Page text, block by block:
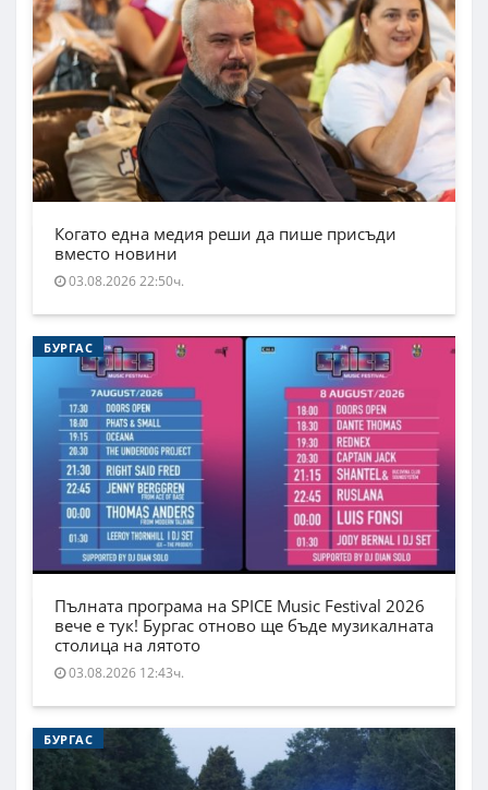
Когато една медия реши да пише присъди
вместо новини
03.08.2026 22:50ч.
БУРГАС
Пълната програма на SPICE Music Festival 2026
вече е тук! Бургас отново ще бъде музикалната
столица на лятото
03.08.2026 12:43ч.
БУРГАС